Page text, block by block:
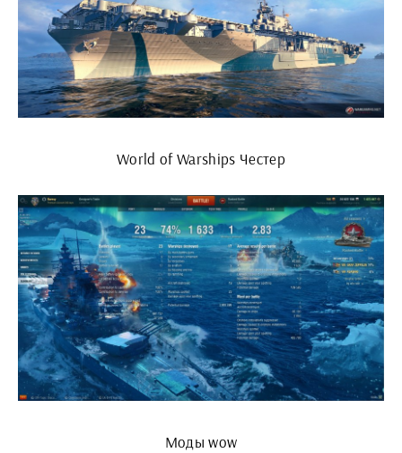
World of Warships Честер
Моды wow